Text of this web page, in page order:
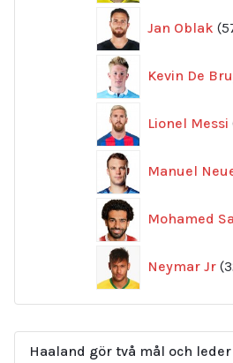
Jan Oblak
Kevin De
Lionel Messi
Manuel
Mohamed
Neymar Jr
Haaland gör två mål och